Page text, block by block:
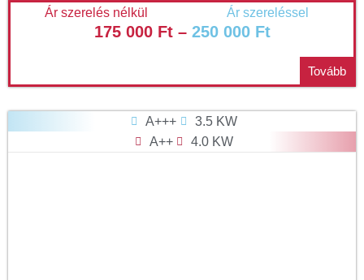
Ár szerelés nélkül Ár szereléssel
175 000 Ft– 250 000 Ft
Tovább
A+++
3.5 KW
A++
4.0 KW